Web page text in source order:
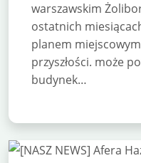
warszawskim
ostatnich
planem
przyszłości. może
budynek…